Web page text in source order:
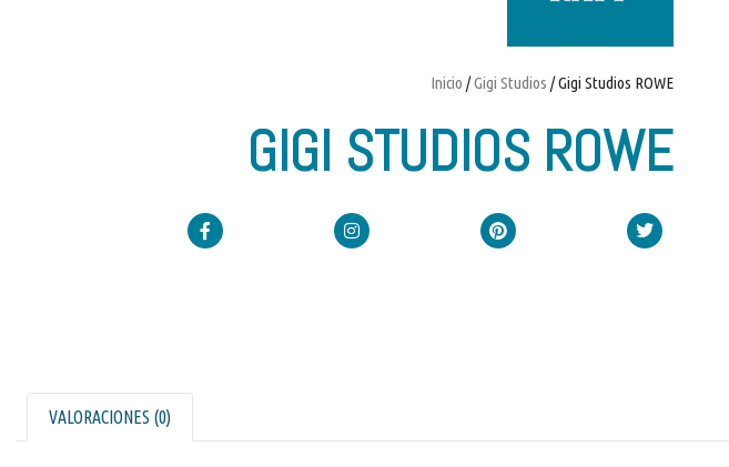
Inicio /Gigi Studios / Gigi Studios ROWE
GIGI STUDIOS ROWE
VALORACIONES (0)